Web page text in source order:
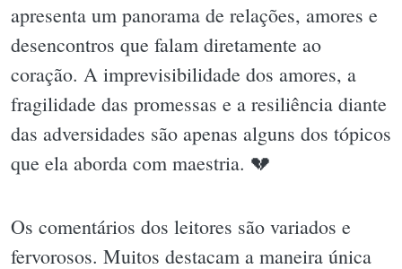
apresenta um panorama de relações, amores e
desencontros que falam diretamente ao
coração. A imprevisibilidade dos amores, a
fragilidade das promessas e a resiliência diante
das adversidades são apenas alguns dos tópicos
que ela aborda com maestria. 💔
Os comentários dos leitores são variados e
fervorosos. Muitos destacam a maneira única